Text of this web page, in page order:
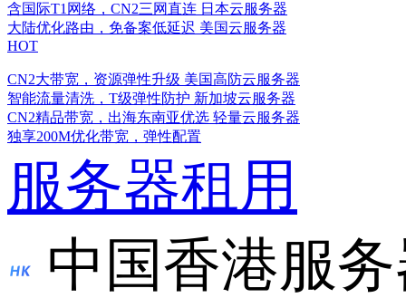
含国际T1网络，CN2三网直连 日本云服务器
大陆优化路由，免备案低延迟 美国云服务器
HOT
CN2大带宽，资源弹性升级 美国高防云服务器
智能流量清洗，T级弹性防护 新加坡云服务器
CN2精品带宽，出海东南亚优选 轻量云服务器
独享200M优化带宽，弹性配置
服务器租用
中国香港服